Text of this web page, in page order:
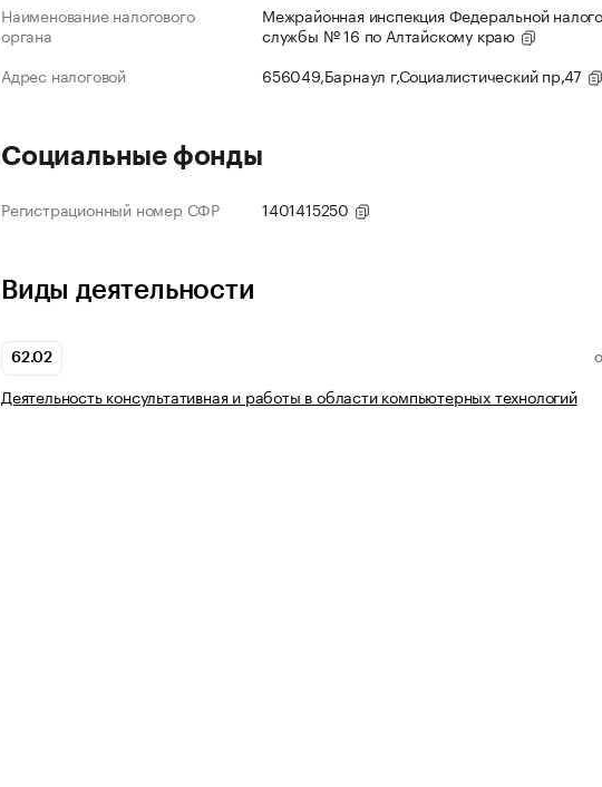
Наименование налогового
органа
Межрайонная инспекция Федеральной
службы № 16 по Алтайскому краю
Адрес налоговой
656049,Барнаул г,Социалистический пр,47
Социальные фонды
Регистрационный номер СФР 1401415250
Виды деятельности
62.02
Деятельность консультативная и работы в области компьютерных технологий